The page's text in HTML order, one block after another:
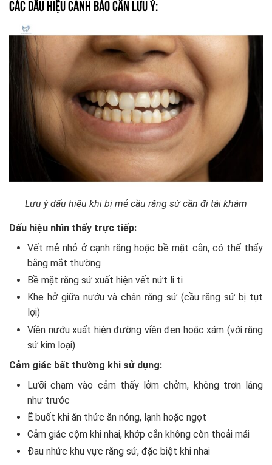
Các dấu hiệu cảnh báo cần lưu ý:
Lưu ý dấu hiệu khi bị mẻ cầu răng sứ cần đi tái khám
Dấu hiệu nhìn thấy trực tiếp:
Vết mẻ nhỏ ở cạnh răng hoặc bề mặt cắn, có thể thấy
bằng mắt thường
Bề mặt răng sứ xuất hiện vết nứt li ti
Khe hở giữa nướu và chân răng sứ (cầu răng sứ bị tụt
lợi)
Viền nướu xuất hiện đường viền đen hoặc xám (với răng
sứ kim loại)
Cảm giác bất thường khi sử dụng:
Lưỡi chạm vào cảm thấy lởm chởm, không trơn láng
như trước
Ê buốt khi ăn thức ăn nóng, lạnh hoặc ngọt
Cảm giác cộm khi nhai, khớp cắn không còn thoải mái
Đau nhức khu vực răng sứ, đặc biệt khi nhai